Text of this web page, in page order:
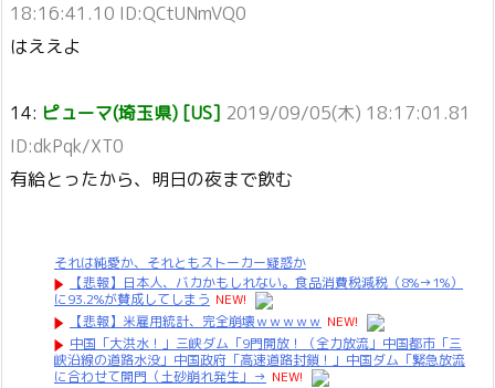
18:16:41.10 ID:QCtUNmVQ0
はええよ
14: ピューマ(埼玉県) [US] 2019/09/05(木) 18:17:01.81
ID:dkPqk/XT0
有給とったから、明日の夜まで飲む
それは純愛か、それともストーカー疑惑か
【悲報】日本人、バカかもしれない。食品消費税減税（8%→1%）
に93.2%が賛成してしまう NEW!
【悲報】米雇用統計、完全崩壊ｗｗｗｗｗ NEW!
中国「大洪水！」三峡ダム「9門開放！（全力放流」中国都市「三
峡沿線の道路水没」中国政府「高速道路封鎖！」中国ダム「緊急放流
に合わせて開門（土砂崩れ発生」→ NEW!